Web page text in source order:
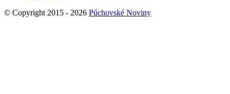
© Copyright 2015 - 2026 Púchovské Noviny